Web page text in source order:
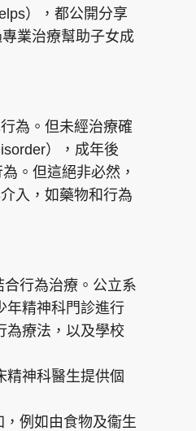
），都公開分享
業治療幫助子女成
為。但未經治療確
），成年後
。但這絕非必然，
入，如藥物和行為
行為治療。公立系
年精神科門診進行
為療法，以及學校
精神科醫生提供個
例如由食物及衞生